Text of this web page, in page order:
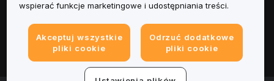
Informacje prawne
wspierać funkcje marketingowe i udostępniania treści.
Akceptuj wszystkie
pliki cookie
Odrzuć dodatkowe
pliki cookie